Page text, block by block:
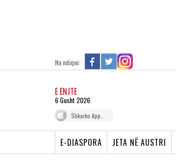
Na ndiqni:
E ENJTE
6 Gusht 2026
Shkarko App..
E-DIASPORA JETA NË AUSTRI